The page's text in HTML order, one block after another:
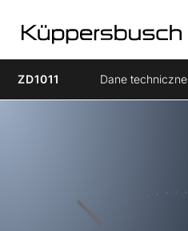
ZD1011 Dane techniczne